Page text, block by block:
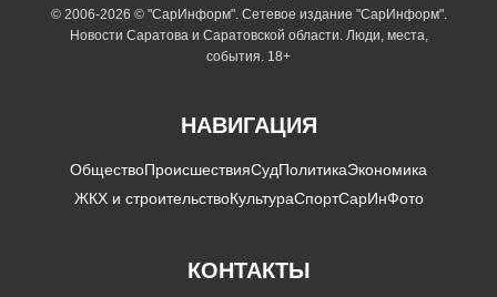
© 2006-2026 © "СарИнформ". Сетевое издание "СарИнформ".
Новости Саратова и Саратовской области. Люди, места,
события. 18+
НАВИГАЦИЯ
ОбществоПроисшествияСудПолитикаЭкономика
ЖКХ и строительствоКультураСпортСарИнФото
КОНТАКТЫ